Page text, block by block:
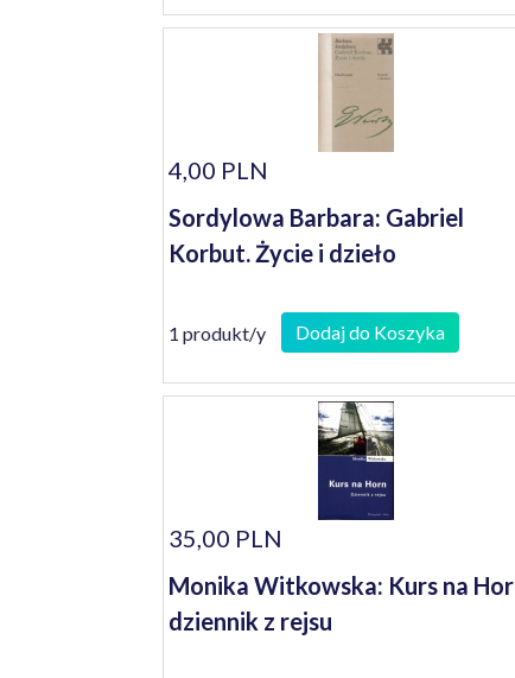
4,00 PLN
Sordylowa Barbara: Gabriel
Korbut. Życie i dzieło
1 produkt/y Dodaj do Koszyka
35,00 PLN
Monika Witkowska: Kurs na
dziennik z rejsu